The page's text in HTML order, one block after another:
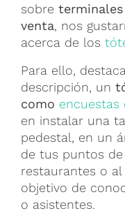
sobre
venta, nos
acerca de los
Para ello,
descripción, un
como encuestas
en instalar una
pedestal, en un
de tus puntos
restaurantes o
objetivo de
o asistentes.